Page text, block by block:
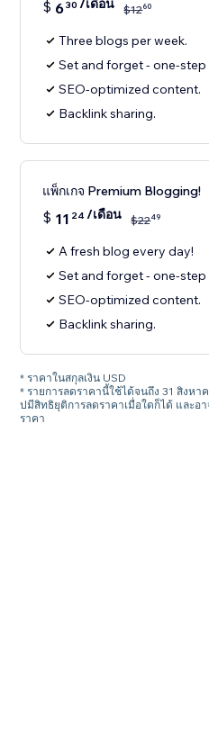
$ 630 /เดือน $1260
Three blogs per week.
Set and forget - one-step
SEO-optimized content.
Backlink sharing.
แพ็กเกจ Premium Blogging!
$ 11 24 /เดือน $2249
A fresh blog every day!
Set and forget - one-step
SEO-optimized content.
Backlink sharing.
* ราคาในสกุลเงิน USD
* รายการลดราคานี้ใช้ได้จนถึง 31 สิงห
ปมีสิทธิยุติการลดราคาเมื่อใดก็ได้ และอ
ราคา